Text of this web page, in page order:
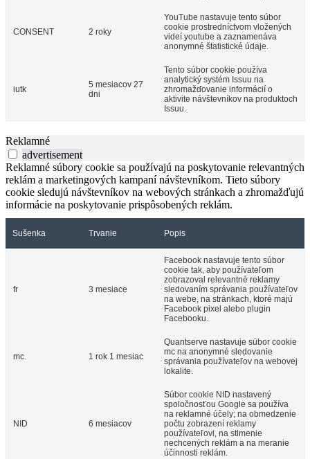
CONSENT 2 roky
YouTube nastavuje tento súbor
cookie prostredníctvom vložených
videí youtube a zaznamenáva
anonymné štatistické údaje.
iutk
5 mesiacov 27
dni
Tento súbor cookie používa
analytický systém Issuu na
zhromažďovanie informácií o
aktivite návštevníkov na produktoch
Issuu.
Reklamné
advertisement
Reklamné súbory cookie sa používajú na poskytovanie relevantných
reklám a marketingových kampaní návštevníkom. Tieto súbory
cookie sledujú návštevníkov na webových stránkach a zhromažďujú
informácie na poskytovanie prispôsobených reklám.
Sušenka Trvanie Popis
fr 3 mesiace
Facebook nastavuje tento súbor
cookie tak, aby používateľom
zobrazoval relevantné reklamy
sledovaním správania používateľov
na webe, na stránkach, ktoré majú
Facebook pixel alebo plugin
Facebooku.
mc 1 rok 1 mesiac
Quantserve nastavuje súbor cookie
mc na anonymné sledovanie
správania používateľov na webovej
lokalite.
NID 6 mesiacov
Súbor cookie NID nastavený
spoločnosťou Google sa používa
na reklamné účely; na obmedzenie
počtu zobrazení reklamy
používateľovi, na stlmenie
nechcených reklám a na meranie
účinnosti reklám.